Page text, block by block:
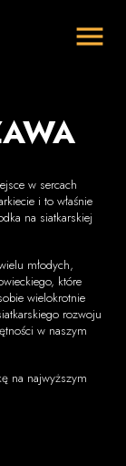
w sercach
i to właśnie
na siatkarskiej
młodych,
które
wielokrotnie
rozwoju
w naszym
na najwyższym